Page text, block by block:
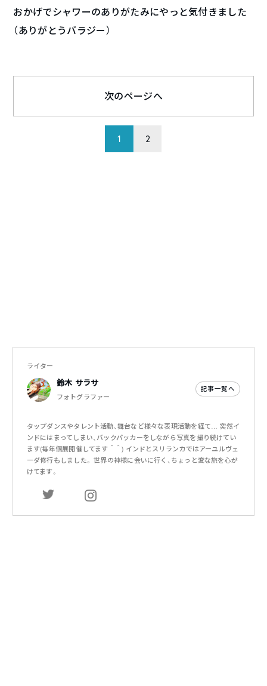
おかげでシャワーのありがたみにやっと気付きました
（ありがとうバラジー）
1 2
次のページへ
ライター
鈴木 サラサ
フォトグラファー
記事一覧へ
タップダンスやタレント活動、舞台など様々な表現活動を経て… 突然イ
ンドにはまってしまい、バックパッカーをしながら写真を撮り続けてい
ます(毎年個展開催してます＾＾) インドとスリランカではアーユルヴェ
ーダ修行もしました。 世界の神様に会いに行く、ちょっと変な旅を心が
けてます。